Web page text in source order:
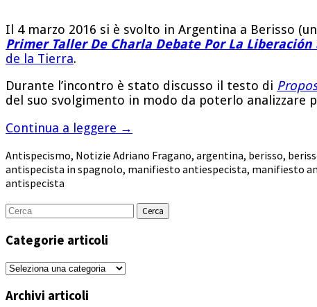
Il 4 marzo 2016 si è svolto in Argentina a Berisso
Primer Taller De Charla Debate Por La
de la Tierra.
Durante l’incontro è stato discusso il testo di
del suo svolgimento in modo da poterlo analizzare
Continua a leggere →
Antispecismo, Notizie Adriano Fragano, argentina, berisso,
antispecista in spagnolo, manifiesto antiespecista, manifiesto
antispecista
Cerca
per:
Categorie articoli
Categorie
Archivi articoli